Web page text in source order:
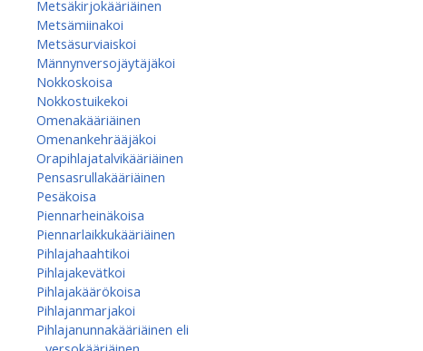
Metsäkirjokääriäinen
Metsämiinakoi
Metsäsurviaiskoi
Männynversojäytäjäkoi
Nokkoskoisa
Nokkostuikekoi
Omenakääriäinen
Omenan­kehrääjä­koi
Orapihlajatalvikääriäinen
Pensasrullakääriäinen
Pesäkoisa
Piennarheinäkoisa
Piennarlaikkukääriäinen
Pihlajahaahtikoi
Pihlajakevätkoi
Pihlajakäärökoisa
Pihlajanmarjakoi
Pihlajanunnakääriäinen eli